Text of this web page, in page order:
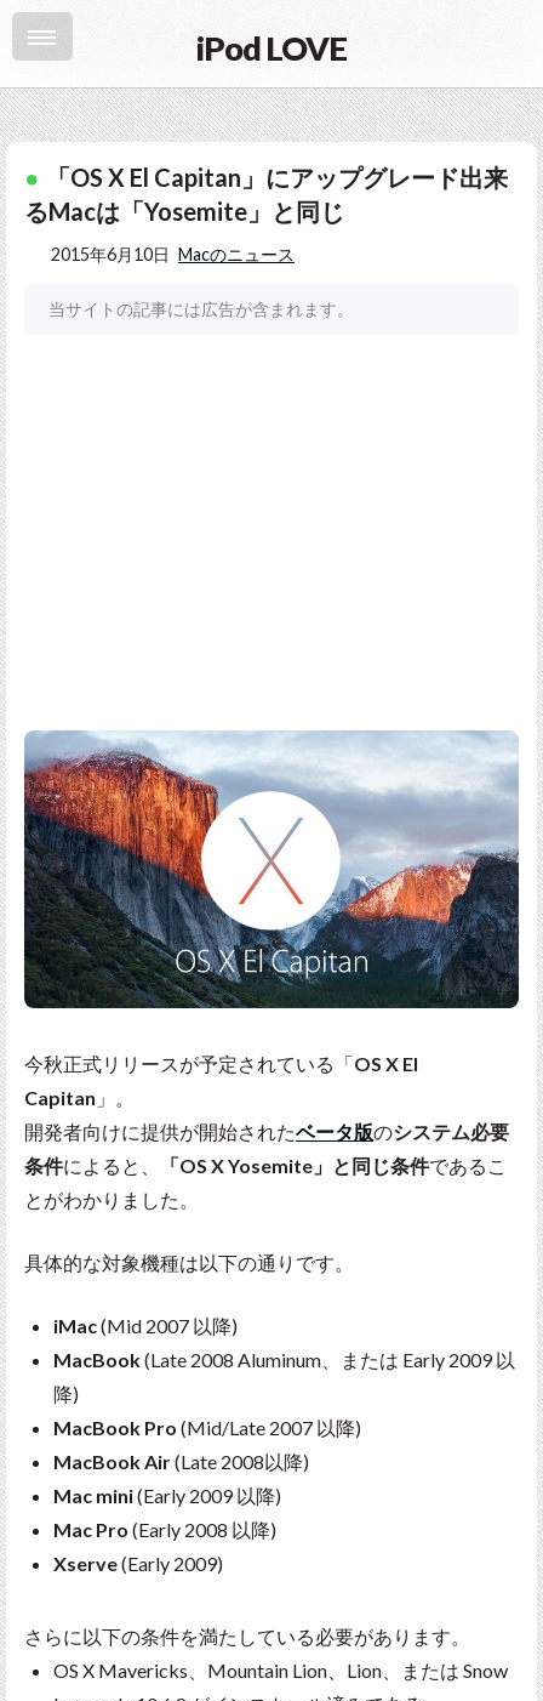
iPod LOVE
「OS X El Capitan」にアップグレード出来
るMacは「Yosemite」と同じ
2015年6月10日 Macのニュース
当サイトの記事には広告が含まれます。
今秋正式リリースが予定されている「OS X El
Capitan 」。
開発者向けに提供が開始されたベータ版のシステム必要
条件によると、 「OS X Yosemite」と同じ条件であるこ
とがわかりました。
具体的な対象機種は以下の通りです。
iMac(Mid 2007 以降)
MacBook(Late 2008 Aluminum、または Early 2009 以
降)
MacBook Pro (Mid/Late 2007 以降)
MacBook Air(Late 2008以降)
Mac mini(Early 2009 以降)
Mac Pro (Early 2008 以降)
Xserve(Early 2009)
さらに以下の条件を満たしている必要があります。
OS X Mavericks、Mountain Lion、Lion、または Snow